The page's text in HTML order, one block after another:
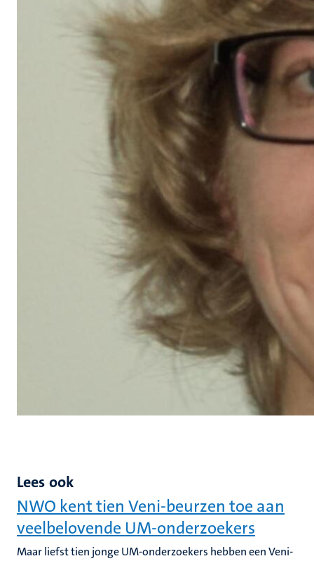
Lees ook
NWO kent tien Veni-beurzen toe aan
veelbelovende UM-onderzoekers
Maar liefst tien jonge UM-onderzoekers hebben een Veni-